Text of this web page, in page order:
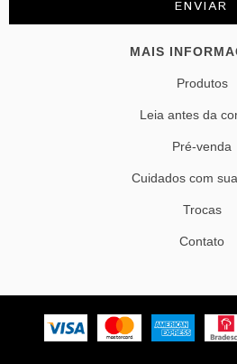
MAIS
Produtos
Leia antes da
Pré-venda
Cuidados com
Trocas
Contato